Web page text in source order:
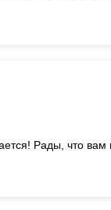
Рады, что вам